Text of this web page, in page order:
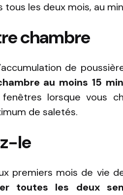
tous les deux mois, au
chambre
de
au moins 15
lorsque vous
de saletés.
le
premiers mois de vie
toutes les deux